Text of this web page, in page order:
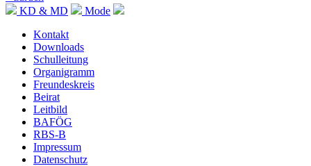
KD & MD
Mode
Kontakt
Downloads
Schulleitung
Organigramm
Freundeskreis
Beirat
Leitbild
BAFÖG
RBS-B
Impressum
Datenschutz